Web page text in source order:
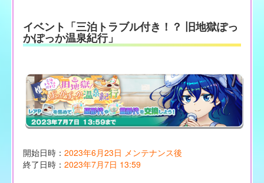
イベント「三泊トラブル付き！？ 旧地獄ぽっ
かぽっか温泉紀行」
開始日時： 2023年6月23日 メンテナンス後
終了日時： 2023年7月7日 13:59